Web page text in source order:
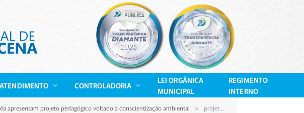
ATENDIMENTO CONTROLADORIA
LEI ORGÂNICA
MUNICIPAL
REGIMENTO
INTERNO
apresentam projeto pedagógico voltado à conscientização ambiental » projetomestre1